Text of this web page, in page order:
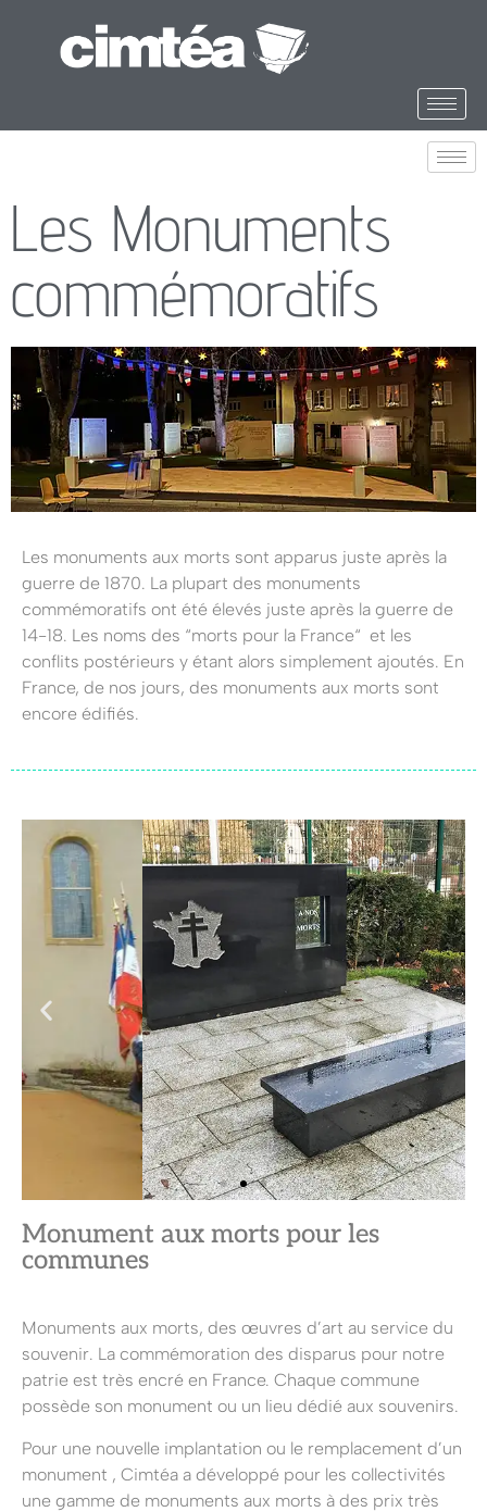
Les Monuments
commémoratifs
Les monuments aux morts sont apparus juste après la
guerre de 1870. La plupart des monuments
commémoratifs ont été élevés juste après la guerre de
14-18. Les noms des “morts pour la France“ et les
conflits postérieurs y étant alors simplement ajoutés. En
France, de nos jours, des monuments aux morts sont
encore édifiés.
Monument aux morts pour les
communes
Monuments aux morts, des œuvres d’art au service du
souvenir. La commémoration des disparus pour notre
patrie est très encré en France. Chaque commune
possède son monument ou un lieu dédié aux souvenirs.
Pour une nouvelle implantation ou le remplacement d’un
monument , Cimtéa a développé pour les collectivités
une gamme de monuments aux morts à des prix très